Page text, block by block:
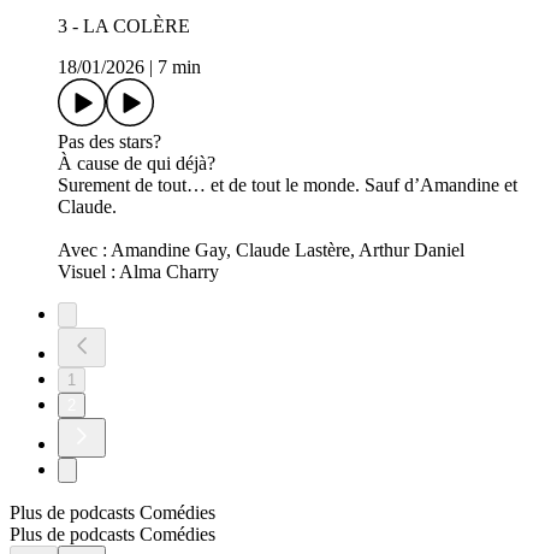
3 - LA COLÈRE
18/01/2026
7 min
Pas des stars?
À cause de qui déjà?
Surement de tout… et de tout le monde. Sauf d’Amandine et
Claude.
Avec : Amandine Gay, Claude Lastère, Arthur Daniel
Visuel : Alma Charry
1
Plus de podcasts Comédies
Plus de podcasts Comédies